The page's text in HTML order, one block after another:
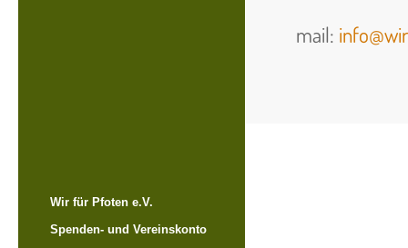
Wir für Pfoten e.V.
Spenden- und Vereinskonto
mail: